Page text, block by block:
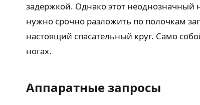
задержкой. Однако этот неоднозначный
нужно срочно разложить по полочкам
настоящий спасательный круг. Само
ногах.
Аппаратные запросы